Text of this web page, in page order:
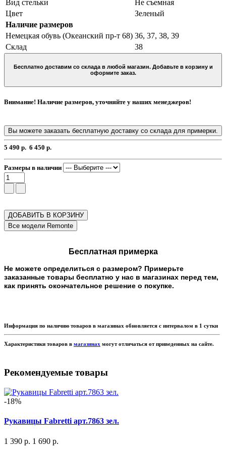
Вид стельки
Не съемная
Цвет
Зеленый
Наличие размеров
Немецкая обувь (Океанский пр-т 68) 36, 37, 38, 39
Склад
38
Бесплатно доставим со склада в любой магазин. Добавьте в корзину и
оформите заказ.
Внимание! Наличие размеров, уточняйте у наших менеджеров!
Вы можете заказать бесплатную доставку со склада для примерки.
5 490 р. 6 450 р.
Размеры в наличии
ДОБАВИТЬ В КОРЗИНУ
Бесплатная примерка
Не можете определиться с размером? Примерьте
заказанные товары бесплатно у нас в магазинах перед тем,
как принять окончательное решение о покупке.
Информация по наличию товаров в магазинах обновляется с интервалом в 1 сутки
Характеристики товаров в магазинах могут отличаться от приведенных на сайте.
Рекомендуемые товары
-18%
Рукавицы Fabretti арт.7863 зел.
1 390 р. 1 690 р.